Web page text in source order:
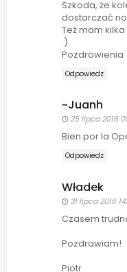
Szkoda, że
dostarczać
Też mam
:)
Pozdrowienia
Odpowiedz
~Juanh
25 lipca 2016
Bien por la
Odpowiedz
Władek
31 lipca 2016
Czasem
Pozdrawiam!
Piotr